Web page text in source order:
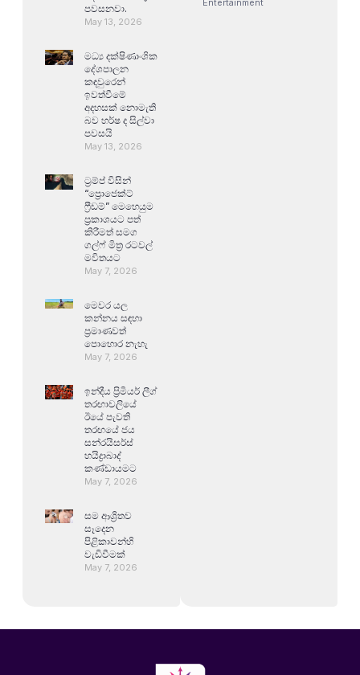
පවසනවා.
May 13, 2026
මධ්‍ය දක්ෂිණාංශික
දේශපාලන
කඳවුරෙන්
ඉවත්වීමේ
අදහසක් නොමැති
බව හර්ෂ ද සිල්වා
පවසයි
May 13, 2026
ට්‍රම්ප් විසින්
“ප්‍රොජෙක්ට්
ෆ්‍රීඩම්” මෙහෙයුම
ප්‍රකාශයට පත්
කිරීමත් සමග
ගල්ෆ් මිත්‍ර රටවල්
මවිතයට
May 7, 2026
මෙවර යල
කන්නය සඳහා
ප්‍රමාණවත්
පොහොර නැහැ
May 7, 2026
ඉන්දීය ප්‍රිමියර් ලීග්
තරඟාවලියේ
ඊයේ පැවති
තරඟයේ ජය
සන්රයිසර්ස්
හයිද්‍රාබාද්
කණ්ඩායමට
May 7, 2026
සම ආශ්‍රිතව
සෑදෙන
පිළිකාවන්හි
වැඩිවීමක්
May 7, 2026